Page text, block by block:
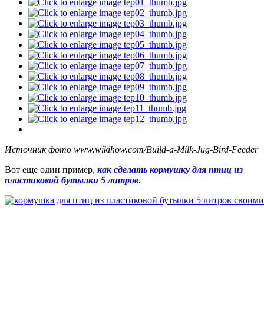
Источник фото www.wikihow.com/Build-a-Milk-Jug-Bird-Feeder
Вот еще один пример, как сделать кормушку для птиц из
пластиковой бутылки 5 литров.